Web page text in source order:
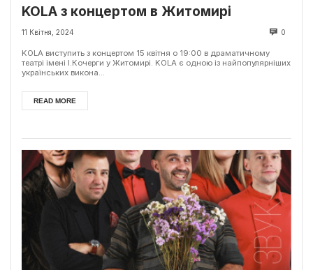
KOLA з концертом в Житомирі
11 Квітня, 2024 0
KOLA виступить з концертом 15 квітня о 19:00 в драматичному
театрі імені І.Кочерги у Житомирі. KOLA є одною із найпопулярніших
українських викона...
READ MORE